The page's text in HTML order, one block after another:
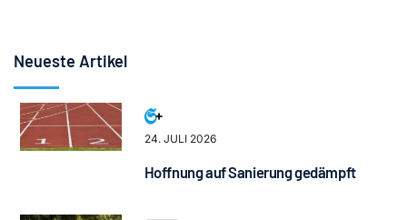
Neueste Artikel
24. JULI 2026
Hoffnung auf Sanierung gedämpft